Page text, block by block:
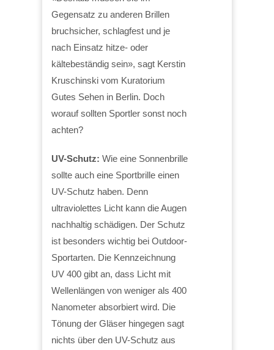
Gegensatz zu anderen Brillen
bruchsicher, schlagfest und je
nach Einsatz hitze- oder
kältebeständig sein», sagt Kerstin
Kruschinski vom Kuratorium
Gutes Sehen in Berlin. Doch
worauf sollten Sportler sonst noch
achten?
UV-Schutz: Wie eine Sonnenbrille
sollte auch eine Sportbrille einen
UV-Schutz haben. Denn
ultraviolettes Licht kann die Augen
nachhaltig schädigen. Der Schutz
ist besonders wichtig bei Outdoor-
Sportarten. Die Kennzeichnung
UV 400 gibt an, dass Licht mit
Wellenlängen von weniger als 400
Nanometer absorbiert wird. Die
Tönung der Gläser hingegen sagt
nichts über den UV-Schutz aus